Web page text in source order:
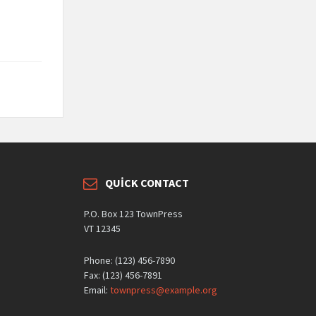
QUICK CONTACT
P.O. Box 123 TownPress
VT 12345
Phone: (123) 456-7890
Fax: (123) 456-7891
Email:townpress@example.org